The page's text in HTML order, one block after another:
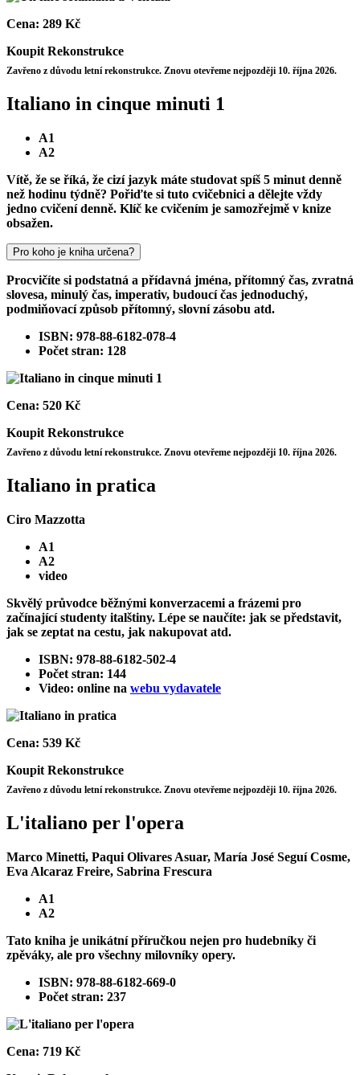
Cena: 289 Kč
Koupit Rekonstrukce
Zavřeno z důvodu letní rekonstrukce. Znovu otevřeme nejpozději 10. října 2026.
Italiano in cinque minuti 1
A1
A2
Vítě, že se říká, že cizí jazyk máte studovat spíš 5 minut denně
než hodinu týdně? Pořiďte si tuto cvičebnici a dělejte vždy
jedno cvičení denně. Klíč ke cvičením je samozřejmě v knize
obsažen.
Pro koho je kniha určena?
Procvičíte si podstatná a přídavná jména, přítomný čas, zvratná
slovesa, minulý čas, imperativ, budoucí čas jednoduchý,
podmiňovací způsob přítomný, slovní zásobu atd.
ISBN: 978-88-6182-078-4
Počet stran: 128
Cena: 520 Kč
Koupit Rekonstrukce
Zavřeno z důvodu letní rekonstrukce. Znovu otevřeme nejpozději 10. října 2026.
Italiano in pratica
Ciro Mazzotta
A1
A2
video
Skvělý průvodce běžnými konverzacemi a frázemi pro
začínající studenty italštiny. Lépe se naučíte: jak se představit,
jak se zeptat na cestu, jak nakupovat atd.
ISBN: 978-88-6182-502-4
Počet stran: 144
Video: online na webu vydavatele
Cena: 539 Kč
Koupit Rekonstrukce
Zavřeno z důvodu letní rekonstrukce. Znovu otevřeme nejpozději 10. října 2026.
L'italiano per l'opera
Marco Minetti, Paqui Olivares Asuar, María José Seguí Cosme,
Eva Alcaraz Freire, Sabrina Frescura
A1
A2
Tato kniha je unikátní příručkou nejen pro hudebníky či
zpěváky, ale pro všechny milovníky opery.
ISBN: 978-88-6182-669-0
Počet stran: 237
Cena: 719 Kč